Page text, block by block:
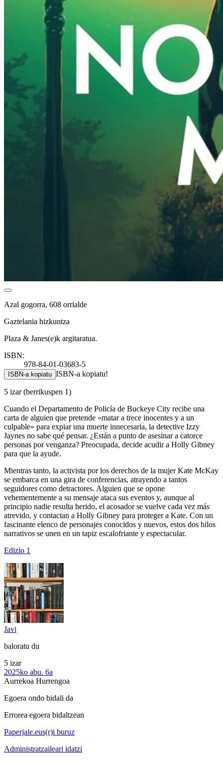
Azal gogorra, 608 orrialde
Gaztelania hizkuntza
Plaza & Janes(e)k argitaratua.
ISBN:
978-84-01-03683-5
ISBN-a kopiatu ISBN-a kopiatu!
5 izar(berrikuspen 1)
Cuando el Departamento de Policía de Buckeye City recibe una
carta de alguien que pretende «matar a trece inocentes y a un
culpable» para expiar una muerte innecesaria, la detective Izzy
Jaynes no sabe qué pensar. ¿Están a punto de asesinar a catorce
personas por venganza? Preocupada, decide acudir a Holly Gibney
para que la ayude.
Mientras tanto, la activista por los derechos de la mujer Kate McKay
se embarca en una gira de conferencias, atrayendo a tantos
seguidores como detractores. Alguien que se opone
vehementemente a su mensaje ataca sus eventos y, aunque al
principio nadie resulta herido, el acosador se vuelve cada vez más
atrevido, y contactan a Holly Gibney para proteger a Kate. Con un
fascinante elenco de personajes conocidos y nuevos, estos dos hilos
narrativos se unen en un tapiz escalofriante y espectacular.
Edizio 1
Javi
baloratu du
5 izar
2025ko abu. 6a
Aurrekoa Hurrengoa
Egoera ondo bidali da
Errorea egoera bidaltzean
Paperjale.eus(r)i buruz
Administratzaileari idatzi